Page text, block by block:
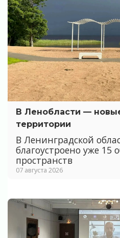
В Ленобласти —
территории
В Ленинградской
благоустроено уже 15
пространств
07 августа 2026